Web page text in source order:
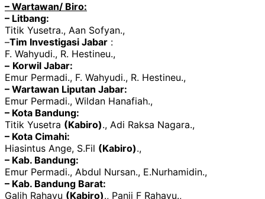
– Wartawan/ Biro:
– Litbang:
Titik Yusetra., Aan Sofyan.,
–Tim Investigasi Jabar :
F. Wahyudi., R. Hestineu.,
– Korwil Jabar:
Emur Permadi., F. Wahyudi., R. Hestineu.,
– Wartawan Liputan Jabar:
Emur Permadi., Wildan Hanafiah.,
– Kota Bandung:
Titik Yusetra (Kabiro)., Adi Raksa Nagara.,
– Kota Cimahi:
Hiasintus Ange, S.Fil (Kabiro).,
– Kab. Bandung:
Emur Permadi., Abdul Nursan., E.Nurhamidin.,
– Kab. Bandung Barat:
Galih Rahayu (Kabiro)., Panji F Rahayu.,